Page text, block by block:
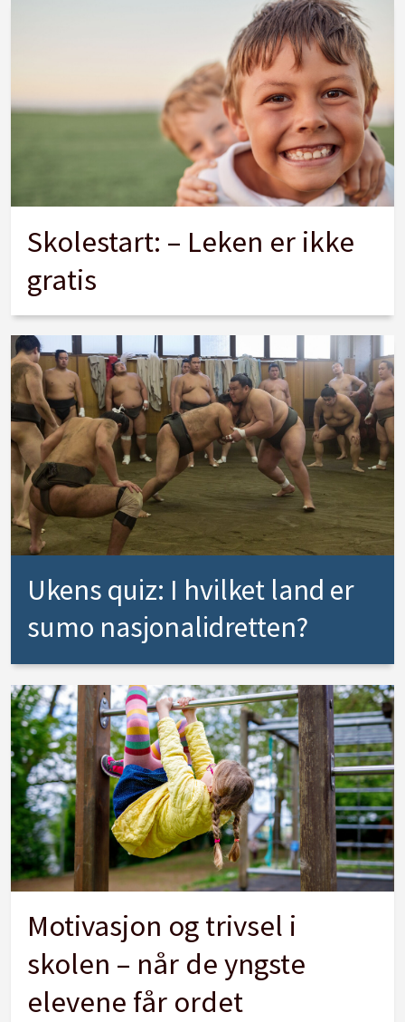
Skolestart: – Leken er ikke
gratis
Ukens quiz: I hvilket land er
sumo nasjonalidretten?
Motivasjon og trivsel i
skolen – når de yngste
elevene får ordet